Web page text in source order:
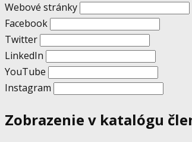
Webové stránky
Facebook
Twitter
LinkedIn
YouTube
Instagram
Zobrazenie v katalógu